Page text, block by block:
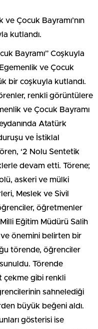
Çocuk Bayramı’nın
kutlandı.
Bayramı” Coşkuyla
ve Çocuk
bir coşkuyla kutlandı.
renkli görüntülere
ve Çocuk Bayramı
Atatürk
ve İstiklal
‘2 Nolu Sentetik
devam etti. Törene;
askeri ve mülki
Meslek ve Sivil
öğretmenler
Eğitim Müdürü Salih
önemini belirten bir
törende, öğrenciler
Törende
çekme gibi renkli
sahnelediği
büyük beğeni aldı.
gösterisi ise